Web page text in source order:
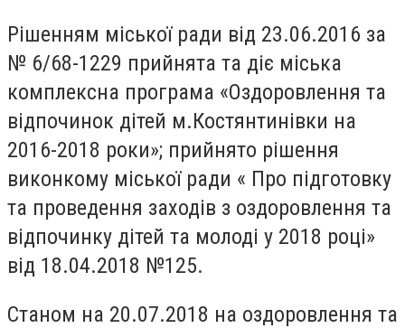
Рішенням міської ради від 23.06.2016 за
№ 6/68-1229 прийнята та діє міська
комплексна програма «Оздоровлення та
відпочинок дітей м.Костянтинівки на
2016-2018 роки»; прийнято рішення
виконкому міської ради « Про підготовку
та проведення заходів з оздоровлення та
відпочинку дітей та молоді у 2018 році»
від 18.04.2018 №125.
Станом на 20.07.2018 на оздоровлення та